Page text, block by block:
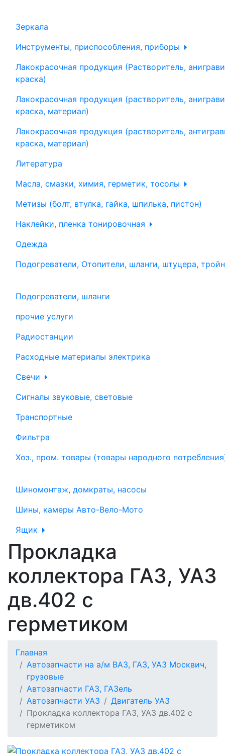
Зеркала
Инструменты, приспособления, приборы
Лакокрасочная продукция (Растворитель,
краска)
Лакокрасочная продукция (растворитель,
краска, материал)
Лакокрасочная продукция (растворитель,
краска, материал)
Литература
Масла, смазки, химия, герметик, тосолы
Метизы (болт, втулка, гайка, шпилька, пистон)
Наклейки, пленка тонировочная
Одежда
Подогреватели, Отопители, шланги, штуцера,
Подогреватели, шланги
прочие услуги
Радиостанции
Расходные материалы электрика
Свечи
Сигналы звуковые, световые
Транспортные
Фильтра
Хоз., пром. товары (товары народного
Шиномонтаж, домкраты, насосы
Шины, камеры Авто-Вело-Мото
Ящик
Прокладка
коллектора ГАЗ, УАЗ
дв.402 с
герметиком
Главная
Автозапчасти на а/м ВАЗ, ГАЗ, УАЗ Москвич,
грузовые
Автозапчасти ГАЗ, ГАЗель
Автозапчасти УАЗ
Двигатель УАЗ
Прокладка коллектора ГАЗ, УАЗ дв.402 с
герметиком